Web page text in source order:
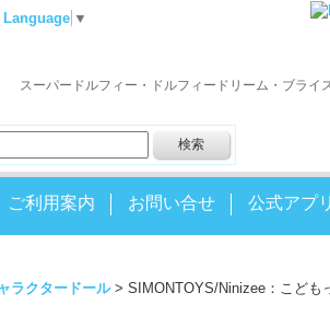
▼
スーパードルフィー・ドルフィードリーム・ブラ
ご利用案内 お問い合せ 公式アプ
ラクタードール > SIMONTOYS/Ninizee：こども